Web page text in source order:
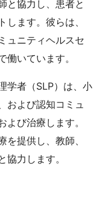
と協力し、患者と
ます。彼らは、
ュニティヘルスセ
いています。
学者（SLP）は、小
および認知コミュ
び治療します。
提供し、教師、
力します。